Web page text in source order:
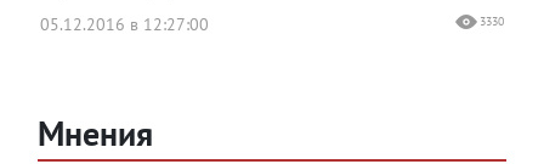
05.12.2016 в 12:27:00
3330
Мнения